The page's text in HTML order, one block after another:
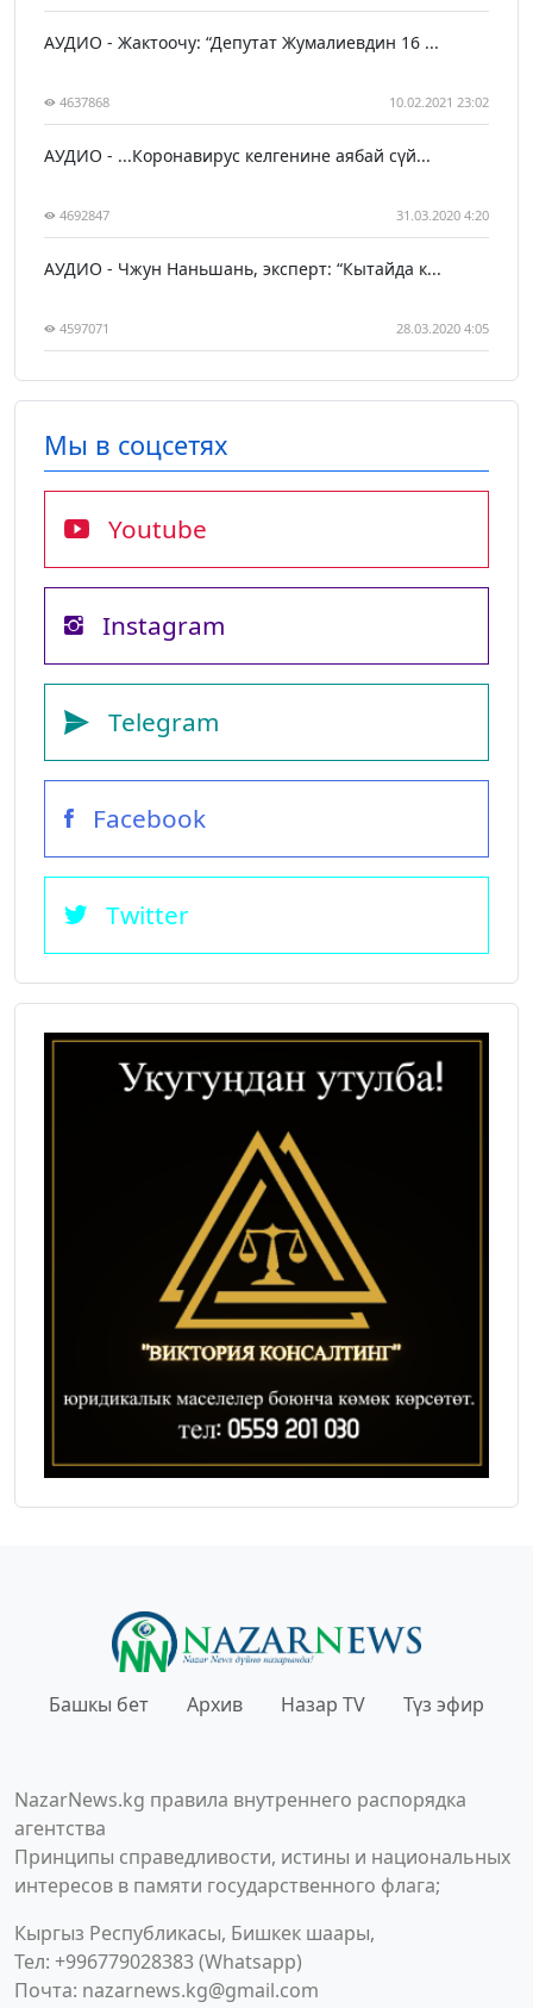
АУДИО - Жактоочу: “Депутат Жумалиевдин 16 ...
4637868 10.02.2021 23:02
АУДИО - ...Коронавирус келгенине аябай сүй...
4692847 31.03.2020 4:20
АУДИО - Чжун Наньшань, эксперт: “Кытайда к...
4597071 28.03.2020 4:05
Мы в соцсетях
Youtube
Instagram
Telegram
Facebook
Twitter
Башкы бет Архив Назар TV Түз эфир
NazarNews.kg правила внутреннего распорядка
агентства
Принципы справедливости, истины и национальных
интересов в памяти государственного флага;
Кыргыз Республикасы, Бишкек шаары,
Тел: +996779028383 (Whatsapp)
Почта: nazarnews.kg@gmail.com